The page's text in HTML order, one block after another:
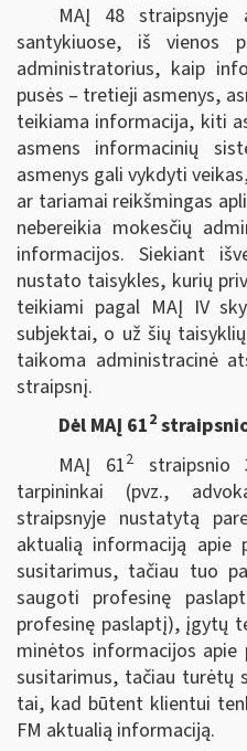
MAĮ 48 straipsnyje
santykiuose, iš vienos
administratorius, kaip
pusės – tretieji asmenys,
teikiama informacija, kiti
asmens informacinių
asmenys gali vykdyti
ar tariamai reikšmingas
nebereikia mokesčių
informacijos. Siekiant
nustato taisykles, kurių
teikiami pagal MAĮ IV
subjektai, o už šių
taikoma administracinė
straipsnį.
Dėl MAĮ 612
MAĮ 612straipsnio
tarpininkai (pvz.,
straipsnyje nustatytą
aktualią informaciją apie
susitarimus, tačiau tuo
saugoti profesinę
profesinę paslaptį), įgytų
minėtos informacijos apie
susitarimus, tačiau turėtų
tai, kad būtent klientui
FM aktualią informaciją.